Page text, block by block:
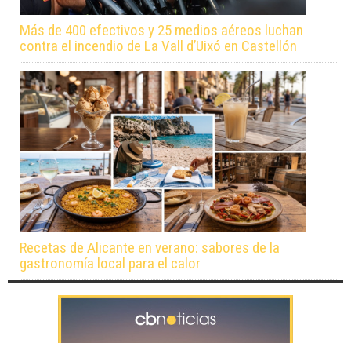
Más de 400 efectivos y 25 medios aéreos luchan
contra el incendio de La Vall d’Uixó en Castellón
Recetas de Alicante en verano: sabores de la
gastronomía local para el calor